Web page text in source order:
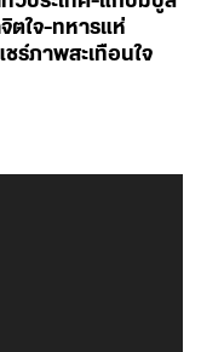
ตใจ-ทหารแห่
ร์ภาพสะเทือนใจ